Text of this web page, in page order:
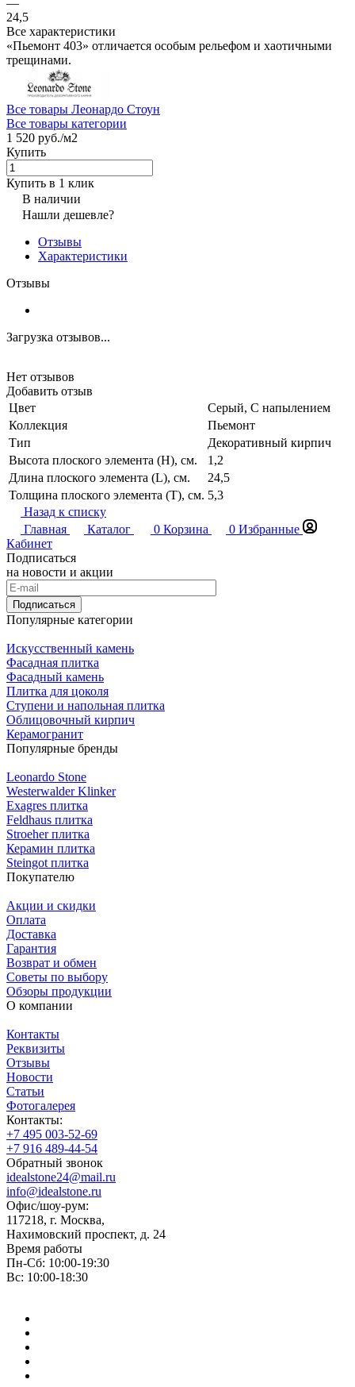
24,5
Все характеристики
«Пьемонт 403» отличается особым рельефом и хаотичными
трещинами.
Все товары Леонардо Стоун
Все товары категории
1 520 руб./м2
Купить
Купить в 1 клик
В наличии
Нашли дешевле?
Отзывы
Характеристики
Отзывы
Загрузка отзывов...
Нет отзывов
Добавить отзыв
Цвет
Серый, С напылением
Коллекция
Пьемонт
Тип
Декоративный кирпич
Высота плоского элемента (H), см.
1,2
Длина плоского элемента (L), см.
24,5
Толщина плоского элемента (T), см. 5,3
Назад к списку
Главная
Каталог 0 Корзина 0 Избранные
Кабинет
Подписаться
на новости и акции
Подписаться
Популярные категории
Искусственный камень
Фасадная плитка
Фасадный камень
Плитка для цоколя
Ступени и напольная плитка
Облицовочный кирпич
Керамогранит
Популярные бренды
Leonardo Stone
Westerwalder Klinker
Exagres плитка
Feldhaus плитка
Stroeher плитка
Керамин плитка
Steingot плитка
Покупателю
Акции и скидки
Оплата
Доставка
Гарантия
Возврат и обмен
Советы по выбору
Обзоры продукции
О компании
Контакты
Реквизиты
Отзывы
Новости
Статьи
Фотогалерея
Контакты:
+7 495 003-52-69
+7 916 489-44-54
Обратный звонок
idealstone24@mail.ru
info@idealstone.ru
Офис/шоу-рум:
117218, г. Москва,
Нахимовский проспект, д. 24
Время работы
Пн-Сб: 10:00-19:30
Вс: 10:00-18:30